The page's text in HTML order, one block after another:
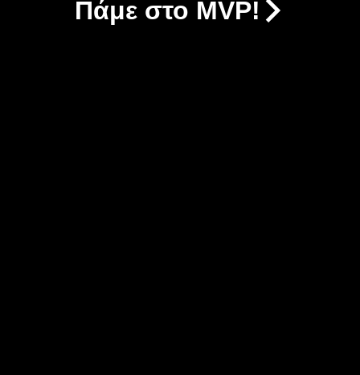
Πάμε στο MVP!